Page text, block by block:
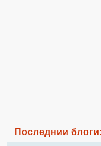
Последнии блоги: